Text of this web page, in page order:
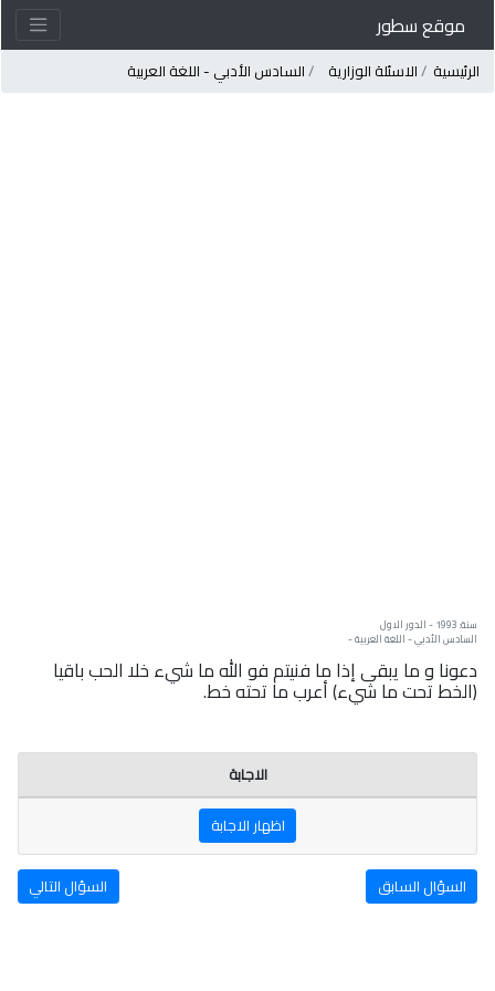
موقع سطور
الرئيسية الاسئلة الوزارية السادس الأدبي - اللغة العربية
سنة: 1993 - الدور الاول
السادس الأدبي - اللغة العربية -
دعونا و ما يبقى إذا ما فنيتم فو الله ما شيء خلا الحب باقيا
(الخط تحت ما شيء) أعرب ما تحته خط.
الاجابة
اظهار الاجابة
السؤال السابق السؤال التالي